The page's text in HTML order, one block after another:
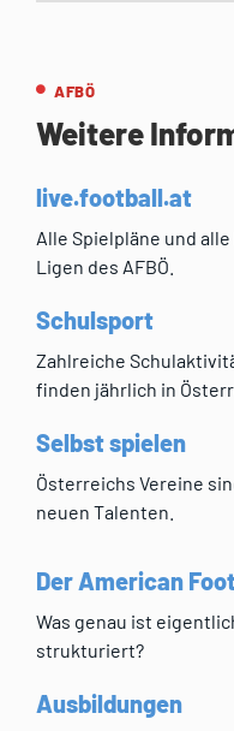
AFBÖ
Weitere
live.football.at
Alle Spielpläne und
Ligen des AFBÖ.
Schulsport
Zahlreiche
finden jährlich in
Selbst spielen
Österreichs Vereine
neuen Talenten.
Der American
Was genau ist
strukturiert?
Ausbildungen